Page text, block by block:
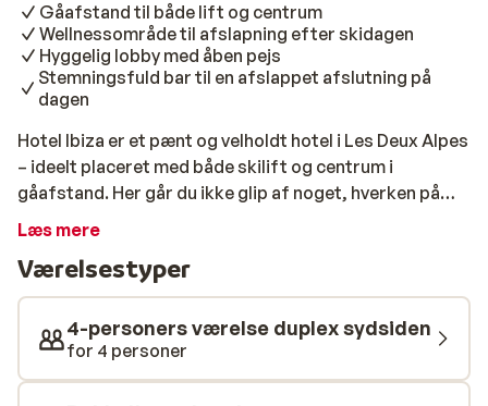
Gåafstand til både lift og centrum
Wellnessområde til afslapning efter skidagen
Hyggelig lobby med åben pejs
Stemningsfuld bar til en afslappet afslutning på
dagen
Hotel Ibiza er et pænt og velholdt hotel i Les Deux Alpes
– ideelt placeret med både skilift og centrum i
gåafstand. Her går du ikke glip af noget, hverken på
pisterne eller i det livlige afterski-miljø i denne
komfortabelt indrettet. Efter en dag i det smukke
skiområde kan du varme dig foran den store åbne pejs i
lobbyen – eller nyde en velfortjent drink i den hyggelige
hotelbar. Trænger du til lidt ekstra afslapning? Så tag
en pause i hotellets wellnessområde og lad roen sænke
Læs mere
Værelsestyper
4-personers værelse duplex sydsiden
for 4 personer